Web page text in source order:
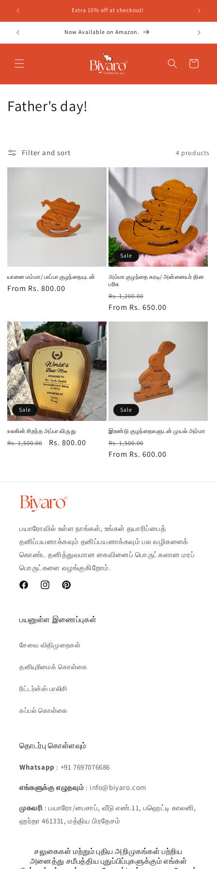
உள்ளடக்கத்திற்கு
செல்க
Extra 10% off at checkout!
Now Available on Amazon.
வண்டி
சே
ப்
Father's day!
Filter and sort 4 products
யானை மம்மா/ பாப்பா குழந்தையுடன்
Regular
From Rs. 800.00
Sale
அம்மா குழந்தை கரடி/ அன்னையர் தின
பரிசு
Regular
price
Rs. 1,200.00
price
From Rs. 650.00
Sale
உலகின் சிறந்த அப்பா விருது
Regular
Rs. 1,500.00
Sale
Rs. 800.00
Sale
இரண்டு குழந்தைகளுடன் முயல் அம்மா
Regular
price
Rs. 1,500.00
price
From Rs. 600.00
பயாரோவில் உள்ள நாங்கள், உங்கள் தயாரிப்பைத்
தனிப்பயனாக்கவும் தனிப்பயனாக்கவும் பல வழிகளைக்
கொண்ட தனித்துவமான கைவினைப் பொருட்களான மரப்
பொருட்களை வழங்குகிறோம்.
FacebookInstagramPinterest
பயனுள்ள இணைப்புகள்
சேவை விதிமுறைகள்
தனியுரிமைக் கொள்கை
ரிட்டர்ன்ஸ் பாலிசி
கப்பல் கொள்கை
தொடர்பு கொள்ளவும்
Whatsapp : +91 7697076686
எங்களுக்கு எழுதவும் : info@biyaro.com
முகவரி : பயாரோ/பைசாப், வீடு எண்.11, பஹெட்டி காலனி,
ஹர்தா 461331, மத்திய பிரதேசம்
சலுகைகள் மற்றும் புதிய அறிமுகங்கள் பற்றிய
அனைத்து சமீபத்திய புதுப்பிப்புகளுக்கும் எங்கள்